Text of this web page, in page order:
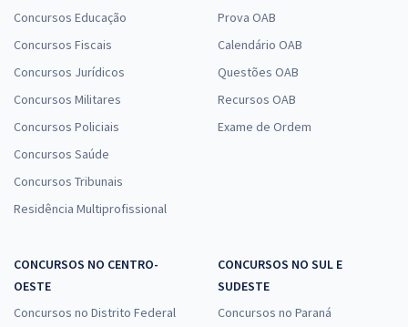
Agente de Polícia Judiciária - Professores: Aragonê Fernandes e
Marcos Girão (Pós-Edital)
17,33
GCM Marabá PA - Noções de Direito Constitucional para o Cargo de
Guarda Municipal com o Prof. Aragonê Fernandes (Pós-Edital)
12x de
16,66
Concursos Educação
Concursos Fiscais
Concursos Jurídicos
Concursos Militares
Concursos Policiais
Concursos Saúde
Concursos Tribunais
Residência Multiprofissional
Prova OAB
Calendário OAB
Questões OAB
Recursos OAB
Exame de Ordem
CONCURSOS NO CENTRO-
OESTE
Concursos no Distrito Federal
CONCURSOS NO SUL E
SUDESTE
Concursos no Paraná